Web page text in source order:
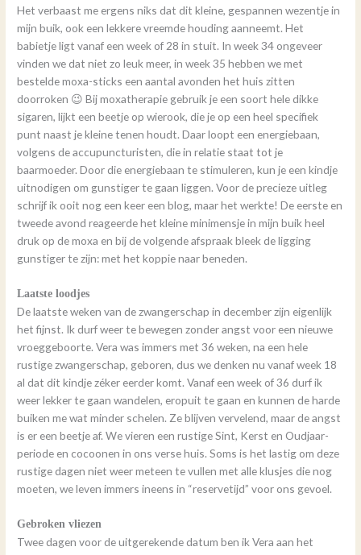
Het verbaast me ergens niks dat dit kleine, gespannen wezentje in
mijn buik, ook een lekkere vreemde houding aanneemt. Het
babietje ligt vanaf een week of 28 in stuit. In week 34 ongeveer
vinden we dat niet zo leuk meer, in week 35 hebben we met
bestelde moxa-sticks een aantal avonden het huis zitten
doorroken 😉 Bij moxatherapie gebruik je een soort hele dikke
sigaren, lijkt een beetje op wierook, die je op een heel specifiek
punt naast je kleine tenen houdt. Daar loopt een energiebaan,
volgens de accupuncturisten, die in relatie staat tot je
baarmoeder. Door die energiebaan te stimuleren, kun je een kindje
uitnodigen om gunstiger te gaan liggen. Voor de precieze uitleg
schrijf ik ooit nog een keer een blog, maar het werkte! De eerste en
tweede avond reageerde het kleine minimensje in mijn buik heel
druk op de moxa en bij de volgende afspraak bleek de ligging
gunstiger te zijn: met het koppie naar beneden.
Laatste loodjes
De laatste weken van de zwangerschap in december zijn eigenlijk
het fijnst. Ik durf weer te bewegen zonder angst voor een nieuwe
vroeggeboorte. Vera was immers met 36 weken, na een hele
rustige zwangerschap, geboren, dus we denken nu vanaf week 18
al dat dit kindje zéker eerder komt. Vanaf een week of 36 durf ik
weer lekker te gaan wandelen, eropuit te gaan en kunnen de harde
buiken me wat minder schelen. Ze blijven vervelend, maar de angst
is er een beetje af. We vieren een rustige Sint, Kerst en Oudjaar-
periode en cocoonen in ons verse huis. Soms is het lastig om deze
rustige dagen niet weer meteen te vullen met alle klusjes die nog
moeten, we leven immers ineens in “reservetijd” voor ons gevoel.
Gebroken vliezen
Twee dagen voor de uitgerekende datum ben ik Vera aan het